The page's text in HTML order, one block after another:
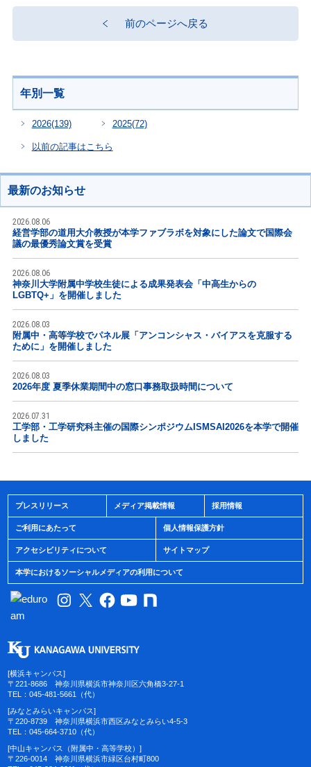
前のページへ戻る
年別一覧
2026(139) 2025(72)
以前の記事はこちら
最新のお知らせ
2026.08.06
経営学部の道用大介教授が本学ファブラボを対象にした論文で国際会
議の最優秀論文賞を受賞
2026.08.06
神奈川大学附属中学校生徒による成果発表会「中高生からの
LGBTQ+」を開催しました
2026.08.03
附属中・高等学校でパネル展「アンコンシャス・バイアスを克服する
ために」を開催しました
2026.08.03
2026年度 夏季休業期間中の窓口事務取扱時間について
2026.07.31
工学部・工学研究科主催の国際シンポジウムISMSAI2026を本学で開催
しました
プレスリリース メディア掲載情報 採用情報
ご利用にあたって 個人情報保護方針
アクセシビリティについて サイトマップ
本学におけるソーシャルメディアの利用について
[横浜キャンパス]
〒221-8686 神奈川県横浜市神奈川区六角橋3-27-1
TEL：045-481-5661（代）
[みなとみらいキャンパス]
〒220-8739 神奈川県横浜市西区みなとみらい4-5-3
TEL：045-664-3710（代）
[中山キャンパス（附属中・高等学校）]
〒226-0014 神奈川県横浜市緑区台村町800